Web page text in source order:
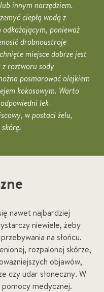
innym narzędziem.
ciepłą wodą z
odkażającym, ponieważ
drobnoustroje
miejsce dobrze jest
z roztworu sody
posmarować olejkiem
kokosowym. Warto
lek
w postaci żelu,
nawet najbardziej
niewiele, żeby
na słońcu.
rozpalonej skórze,
objawów,
czy udar słoneczny. W
medycznej.